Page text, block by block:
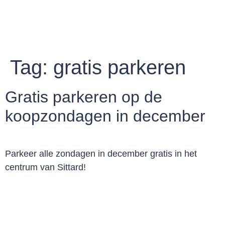
Tag: gratis parkeren
Gratis parkeren op de
koopzondagen in december
Parkeer alle zondagen in december gratis in het
centrum van Sittard!